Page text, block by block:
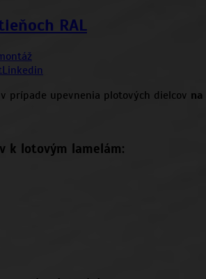
RAL
Linkedin
prípade upevnenia plotových dielcov
k lotovým lamelám: